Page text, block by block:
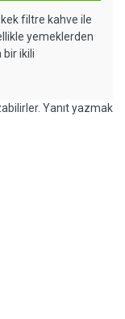
filtre kahve ile
yemeklerden
bir ikili
Yanıt yazmak